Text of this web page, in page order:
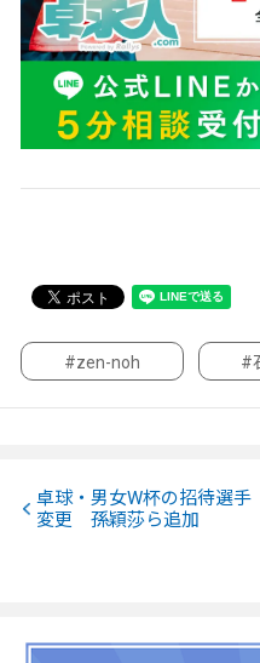
#zen-noh #
卓球・男女W杯の招待選手
変更 孫穎莎ら追加